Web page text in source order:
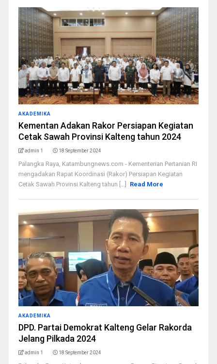
AKADEMIKA
Kementan Adakan Rakor Persiapan Kegiatan
Cetak Sawah Provinsi Kalteng tahun 2024
admin 1 18 September 2024
Palangka Raya, Katambungnews.com - Kementerian Pertanian RI
mengadakan Rapat Koordinasi (Rakor) Persiapan Kegiatan
Cetak Sawah Provinsi Kalteng tahun [...]
Read More
AKADEMIKA
DPD. Partai Demokrat Kalteng Gelar Rakorda
Jelang Pilkada 2024
admin 1 18 September 2024